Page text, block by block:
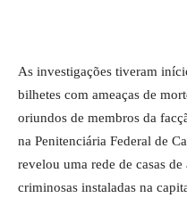
As investigações tiveram
bilhetes com ameaças de
oriundos de membros da
na Penitenciária Federal de
revelou uma rede de casas
criminosas instaladas na